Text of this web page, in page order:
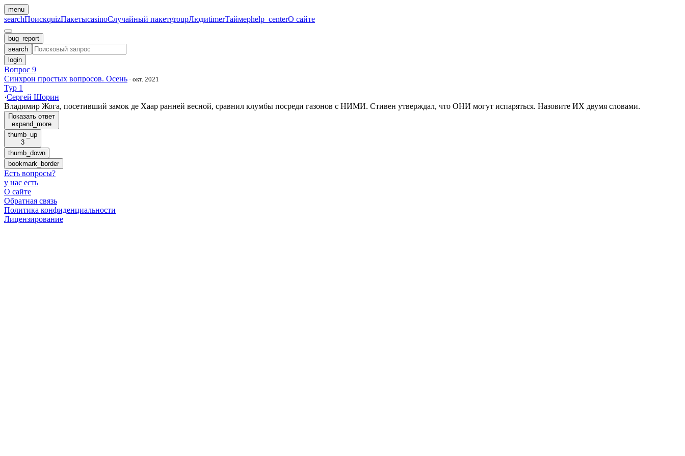
menu
searchПоискquizПакетыcasinoСлучайный пакетgroupЛюдиtimerТаймерhelp_centerО сайте
bug_report
search
login
Вопрос 9
Синхрон простых вопросов. Осень · окт. 2021
Тур 1
·Сергей Шорин
Владимир Жога, посетивший замок де Хаар ранней весной, сравнил клумбы посреди газонов с НИМИ. Стивен утверждал, что ОНИ могут испаряться. Назовите ИХ двумя словами.
Показать ответ
expand_more
thumb_up
3
thumb_down
bookmark_border
Есть вопросы?
у нас есть
О сайте
Обратная связь
Политика конфиденциальности
Лицензирование